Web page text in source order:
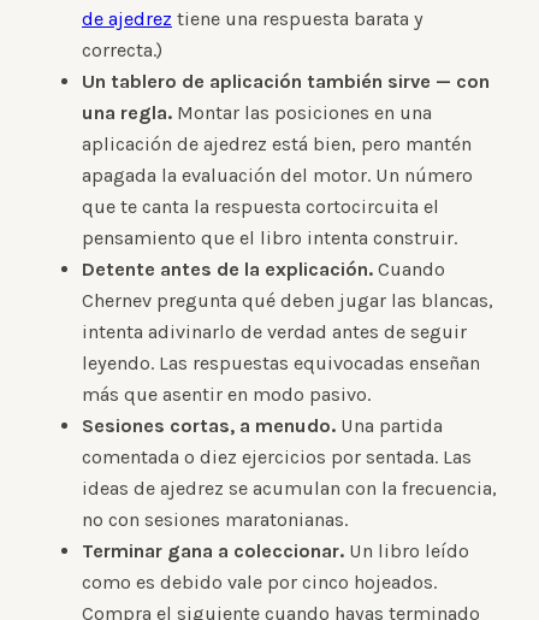
de ajedrez tiene una respuesta barata y
correcta.)
Un tablero de aplicación también sirve — con
una regla. Montar las posiciones en una
aplicación de ajedrez está bien, pero mantén
apagada la evaluación del motor. Un número
que te canta la respuesta cortocircuita el
pensamiento que el libro intenta construir.
Detente antes de la explicación. Cuando
Chernev pregunta qué deben jugar las blancas,
intenta adivinarlo de verdad antes de seguir
leyendo. Las respuestas equivocadas enseñan
más que asentir en modo pasivo.
Sesiones cortas, a menudo. Una partida
comentada o diez ejercicios por sentada. Las
ideas de ajedrez se acumulan con la frecuencia,
no con sesiones maratonianas.
Terminar gana a coleccionar. Un libro leído
como es debido vale por cinco hojeados.
Compra el siguiente cuando hayas terminado